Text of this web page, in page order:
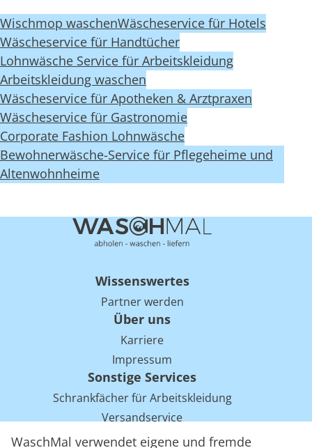
WaschMal verwendet eigene und fremde
Wischmop waschenWäscheservice für Hotels
Wäscheservice für Handtücher
Lohnwäsche Service für Arbeitskleidung
Arbeitskleidung waschen
Wäscheservice für Apotheken & Arztpraxen
Wäscheservice für Gastronomie
Corporate Fashion Lohnwäsche
Bewohnerwäsche-Service für Pflegeheime und
Altenwohnheime
Wissenswertes
Partner werden
Über uns
Karriere
Impressum
Sonstige Services
Schrankfächer für Arbeitskleidung
Versandservice
Einsparpotentiale für Mietwäsche bei Arbeitskleidung